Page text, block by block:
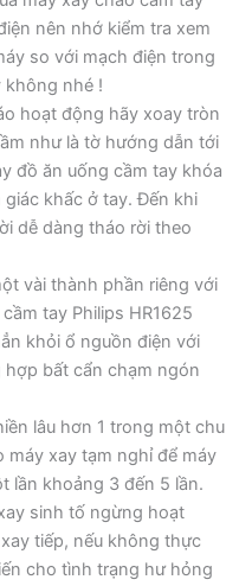
nên nhớ kiểm tra xem
so với mạch điện trong
nhé !
hoạt động hãy xoay tròn
như là tờ hướng dẫn tới
đồ ăn uống cầm tay khóa
giác khấc ở tay. Đến khi
dễ dàng tháo rời theo
vài thành phần riêng với
tay Philips HR1625
khỏi ổ nguồn điện với
bất cẩn chạm ngón
lâu hơn 1 trong một chu
máy xay tạm nghỉ để máy
lần khoảng 3 đến 5 lần.
sinh tố ngừng hoạt
tiếp, nếu không thực
cho tình trạng hư hỏng